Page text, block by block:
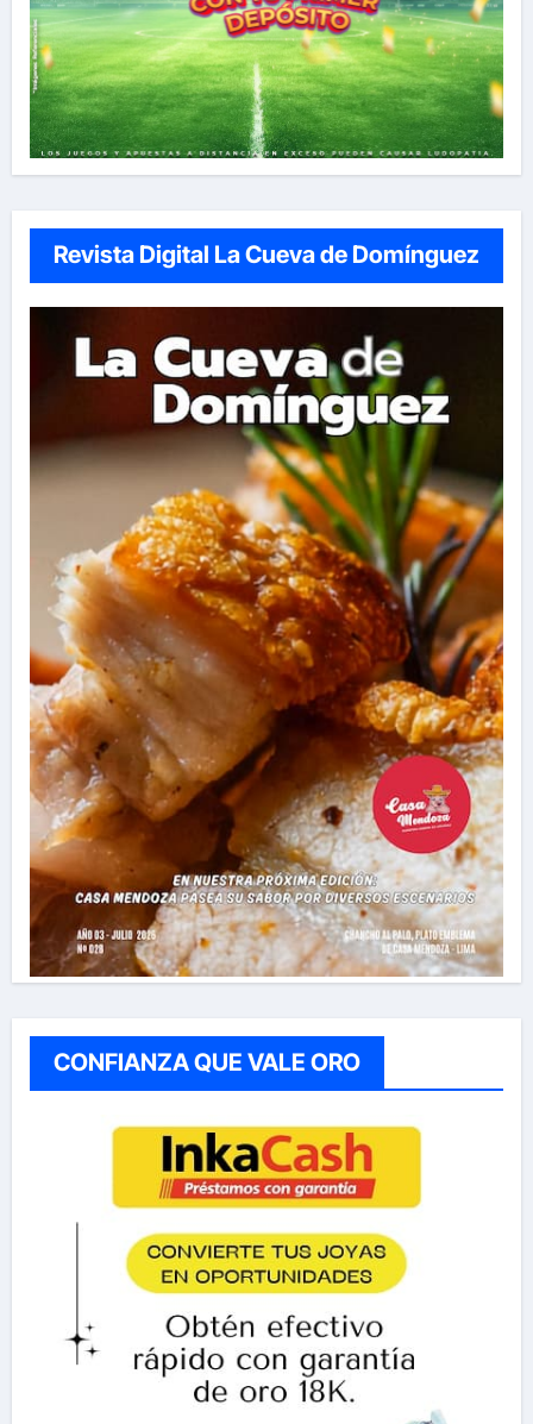
Revista Digital La Cueva de Domínguez
CONFIANZA QUE VALE ORO